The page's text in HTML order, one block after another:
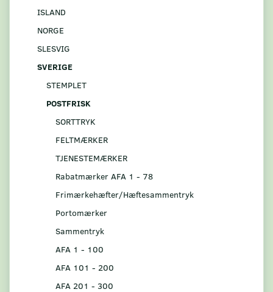
ISLAND
NORGE
SLESVIG
SVERIGE
STEMPLET
POSTFRISK
SORTTRYK
FELTMÆRKER
TJENESTEMÆRKER
Rabatmærker AFA 1 - 78
Frimærkehæfter/Hæftesammentryk
Portomærker
Sammentryk
AFA 1 - 100
AFA 101 - 200
AFA 201 - 300